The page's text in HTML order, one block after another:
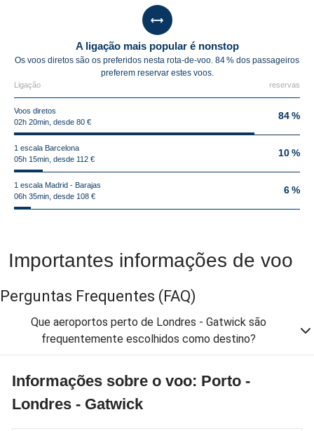
A ligação mais popular é nonstop
Os voos diretos são os preferidos nesta rota-de-voo. 84 % dos passageiros
preferem reservar estes voos.
Ligação reservas
Voos diretos
02h 20min, desde 80 €
84 %
1 escala Barcelona
05h 15min, desde 112 €
10 %
1 escala Madrid - Barajas
06h 35min, desde 108 €
6 %
Importantes informações de voo
Perguntas Frequentes (FAQ)
Que aeroportos perto de Londres - Gatwick são
frequentemente escolhidos como destino?
Informações sobre o voo: Porto -
Londres - Gatwick